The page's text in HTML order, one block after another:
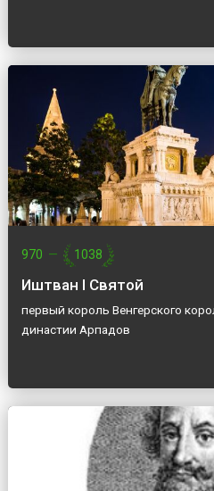
970 — 1038
Иштван I Святой
первый король Венгерского
династии Арпадов